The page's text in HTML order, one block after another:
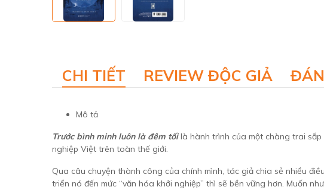
CHI TIẾT REVIEW ĐỘC GIẢ
Mô tả
Trước bình minh luôn là đêm tốilà hành trình của một chàng trai sắp
nghiệp Việt trên toàn thế giới.
Qua câu chuyện thành công của chính mình, tác giả chia sẻ nhiều
triển nó đến mức “văn hóa khởi nghiệp” thì sẽ bền vững hơn. Muốn